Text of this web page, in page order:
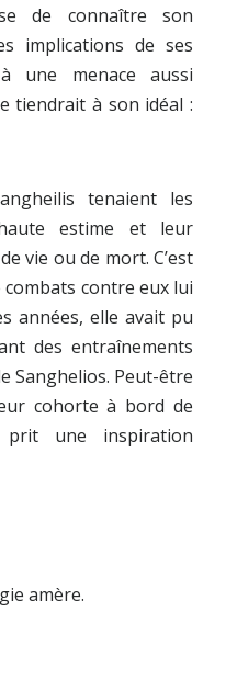
de connaître son
implications de ses
une menace aussi
tiendrait à son idéal :
tenaient les
estime et leur
vie ou de mort. C’est
combats contre eux lui
années, elle avait pu
des entraînements
Sanghelios. Peut-être
cohorte à bord de
une inspiration
amère.